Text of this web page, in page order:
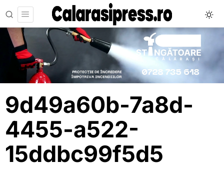
9d49a60b-7a8d-
4455-a522-
15ddbc99f5d5